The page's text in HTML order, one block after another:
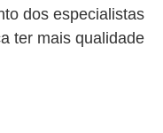
dos especialistas
ter mais qualidade